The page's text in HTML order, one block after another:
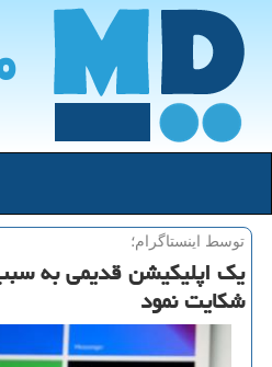
توسط اینستاگرام؛
یک اپلیکیشن قدیمی به
شکایت نمود